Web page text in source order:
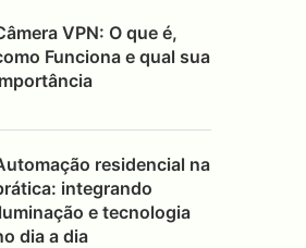
VPN: O que é,
Funciona e qual sua
residencial na
integrando
e tecnologia
dia a dia